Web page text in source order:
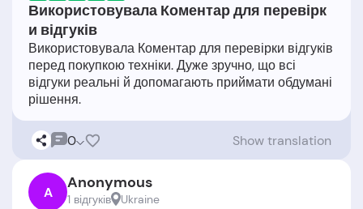
Використовувала Коментар для перевірк
и відгуків
Використовувала Коментар для перевірки відгуків
перед покупкою техніки. Дуже зручно, що всі
відгуки реальні й допомагають приймати обдумані
0 Show translation
A Anonymous
1 відгукiв Ukraine